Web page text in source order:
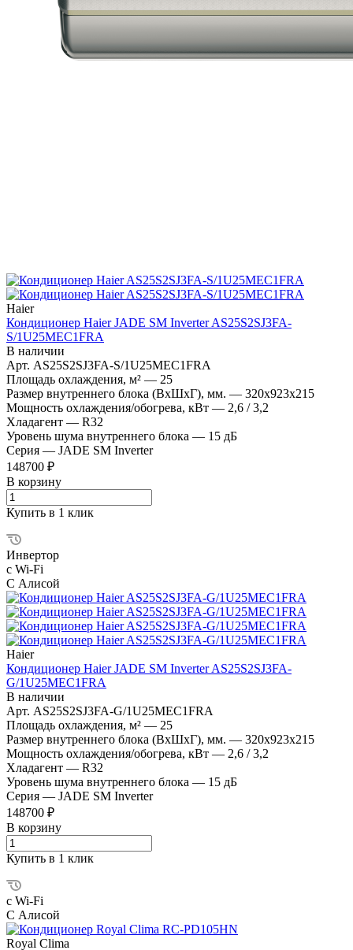
Haier
Кондиционер Haier JADE SM Inverter AS25S2SJ3FA-
S/1U25MEC1FRA
В наличии
Арт. AS25S2SJ3FA-S/1U25MEC1FRA
Площадь охлаждения, м² — 25
Размер внутреннего блока (ВхШхГ), мм. — 320х923х215
Мощность охлаждения/обогрева, кВт — 2,6 / 3,2
Хладагент — R32
Уровень шума внутреннего блока — 15 дБ
Серия — JADE SM Inverter
148700 ₽
В корзину
Купить в 1 клик
Инвертор
с Wi-Fi
С Алисой
Haier
Кондиционер Haier JADE SM Inverter AS25S2SJ3FA-
G/1U25MEC1FRA
В наличии
Арт. AS25S2SJ3FA-G/1U25MEC1FRA
Площадь охлаждения, м² — 25
Размер внутреннего блока (ВхШхГ), мм. — 320х923х215
Мощность охлаждения/обогрева, кВт — 2,6 / 3,2
Хладагент — R32
Уровень шума внутреннего блока — 15 дБ
Серия — JADE SM Inverter
148700 ₽
В корзину
Купить в 1 клик
с Wi-Fi
С Алисой
Royal Clima